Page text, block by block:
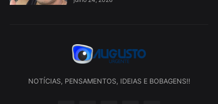
NOTÍCIAS, PENSAMENTOS, IDEIAS E BOBAGENS!!